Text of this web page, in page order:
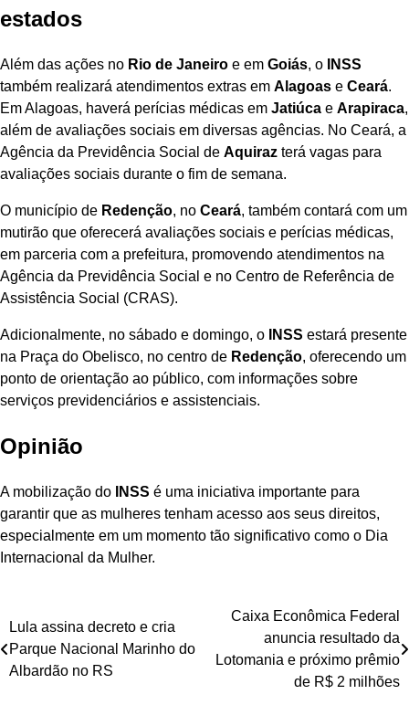
estados
Além das ações no Rio de Janeiro e em Goiás, o
INSS
também realizará atendimentos extras em Alagoas e Ceará.
Em Alagoas, haverá perícias médicas em Jatiúca e Arapiraca,
além de avaliações sociais em diversas agências. No Ceará, a
Agência da Previdência Social de Aquiraz terá vagas para
avaliações sociais durante o fim de semana.
O município de Redenção, no Ceará, também contará com um
mutirão que oferecerá avaliações sociais e perícias médicas,
em parceria com a prefeitura, promovendo atendimentos na
Agência da Previdência Social e no Centro de Referência de
Assistência Social (CRAS).
Adicionalmente, no sábado e domingo, o INSS estará presente
na Praça do Obelisco, no centro de Redenção, oferecendo um
ponto de orientação ao público, com informações sobre
serviços previdenciários e assistenciais.
Opinião
A mobilização do INSS é uma iniciativa importante para
garantir que as mulheres tenham acesso aos seus direitos,
especialmente em um momento tão significativo como o Dia
Internacional da Mulher.
Navegação
de
Lula assina decreto e cria
Parque Nacional Marinho do
Albardão no RS
Caixa Econômica Federal
anuncia resultado da
Lotomania e próximo prêmio
de R$ 2 milhões